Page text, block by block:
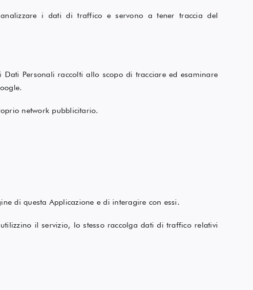
i dati di traffico e servono a tener traccia del
Personali raccolti allo scopo di tracciare ed esaminare
network pubblicitario.
di questa Applicazione e di interagire con essi.
il servizio, lo stesso raccolga dati di traffico relativi